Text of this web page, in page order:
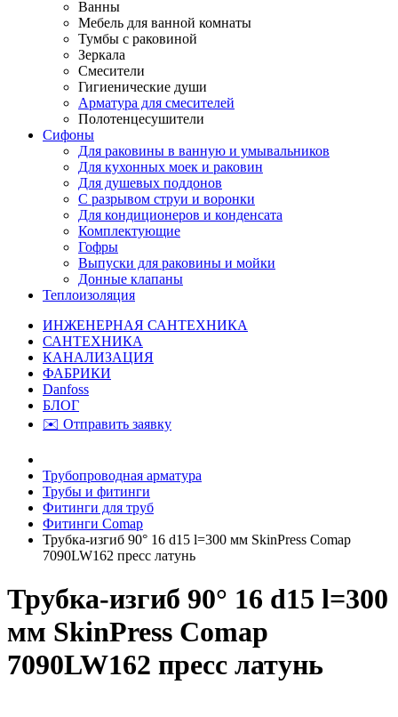
Ванны
Мебель для ванной комнаты
Тумбы с раковиной
Зеркала
Смесители
Гигиенические души
Арматура для смесителей
Полотенцесушители
Сифоны
Для раковины в ванную и умывальников
Для кухонных моек и раковин
Для душевых поддонов
С разрывом струи и воронки
Для кондиционеров и конденсата
Комплектующие
Гофры
Выпуски для раковины и мойки
Донные клапаны
Теплоизоляция
ИНЖЕНЕРНАЯ САНТЕХНИКА
САНТЕХНИКА
КАНАЛИЗАЦИЯ
ФАБРИКИ
Danfoss
БЛОГ
✉️ Отправить заявку
Трубопроводная арматура
Трубы и фитинги
Фитинги для труб
Фитинги Comap
Трубка-изгиб 90° 16 d15 l=300 мм SkinPress Comap
7090LW162 пресс латунь
Трубка-изгиб 90° 16 d15 l=300
мм SkinPress Comap
7090LW162 пресс латунь